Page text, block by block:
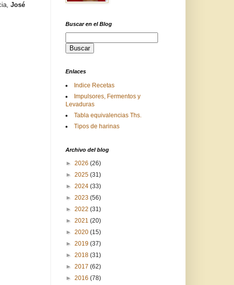
José
Buscar en el Blog
Enlaces
Indice Recetas
Impulsores, Fermentos y
Levaduras
Tabla equivalencias Ths.
Tipos de harinas
Archivo del blog
► 2026 (26)
► 2025 (31)
► 2024 (33)
► 2023 (56)
► 2022 (31)
► 2021 (20)
► 2020 (15)
► 2019 (37)
► 2018 (31)
► 2017 (62)
► 2016 (78)